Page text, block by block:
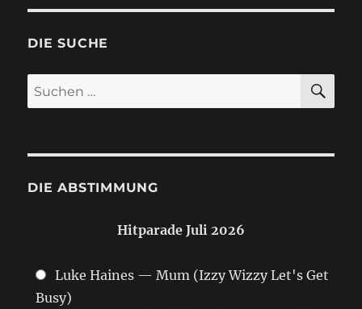
DIE SUCHE
Suchen
nach:
DIE ABSTIMMUNG
Hitparade Juli 2026
Luke Haines — Mum (Izzy Wizzy Let's Get
Busy)